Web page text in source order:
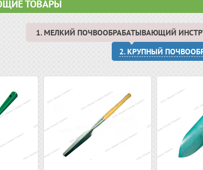
ТОВАРЫ
1. МЕЛКИЙ ПОЧВООБРАБАТЫВАЮЩИЙ
2. КРУПНЫЙ